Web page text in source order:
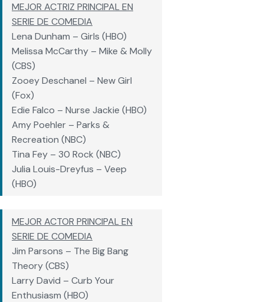
MEJOR ACTRIZ PRINCIPAL EN
SERIE DE COMEDIA
Lena Dunham – Girls (HBO)
Melissa McCarthy – Mike & Molly
(CBS)
Zooey Deschanel – New Girl
(Fox)
Edie Falco – Nurse Jackie (HBO)
Amy Poehler – Parks &
Recreation (NBC)
Tina Fey – 30 Rock (NBC)
Julia Louis-Dreyfus – Veep
(HBO)
MEJOR ACTOR PRINCIPAL EN
SERIE DE COMEDIA
Jim Parsons – The Big Bang
Theory (CBS)
Larry David – Curb Your
Enthusiasm (HBO)